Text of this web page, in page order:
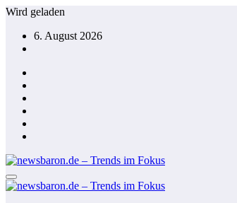
Zum
springen
Wird geladen
6. August 2026